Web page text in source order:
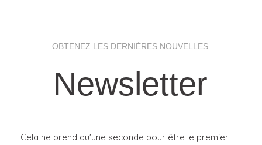
OBTENEZ LES DERNIÈRES NOUVELLES
Newsletter
Cela ne prend qu'une seconde pour être le premier